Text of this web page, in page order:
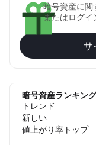
暗号資産に関
またはログイ
サ
暗号資産ランキング
トレンド
新しい
値上がり率トップ